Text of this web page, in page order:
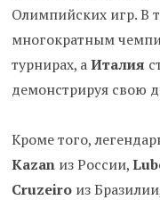
Олимпийских игр. В
многократным
турнирах, аИталия
демонстрируя свою
Кроме того,
Kazan из России,
Cruzeiro из